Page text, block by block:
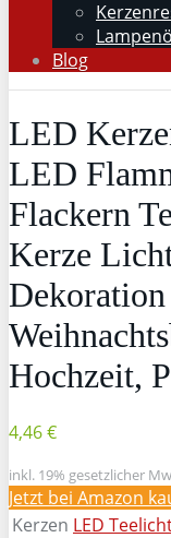
Blog
LED
LED
Flackern
Kerze
Hochzeit,
4,46 €
inkl. 19% gesetzlicher
Jetzt bei Amazon
Kerzen LED